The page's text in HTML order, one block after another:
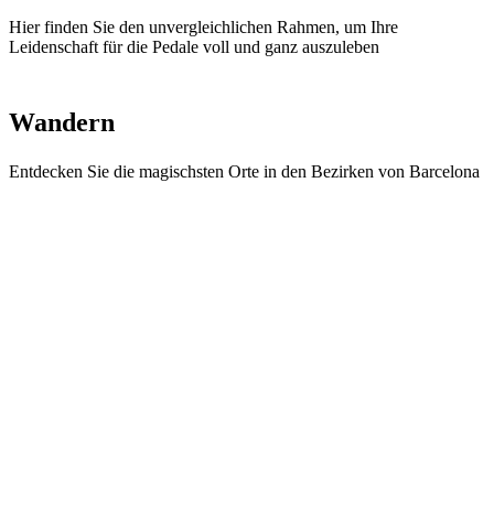
Hier finden Sie den unvergleichlichen Rahmen, um Ihre
Leidenschaft für die Pedale voll und ganz auszuleben
Wandern
Entdecken Sie die magischsten Orte in den Bezirken von Barcelona